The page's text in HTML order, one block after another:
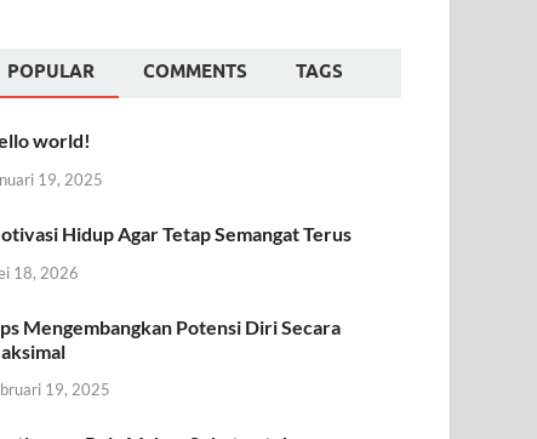
POPULAR COMMENTS TAGS
world!
19, 2025
Hidup Agar Tetap Semangat Terus
18, 2026
Mengembangkan Potensi Diri Secara
19, 2025